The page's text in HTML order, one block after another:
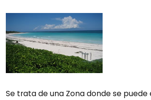
Se trata de una Zona donde se